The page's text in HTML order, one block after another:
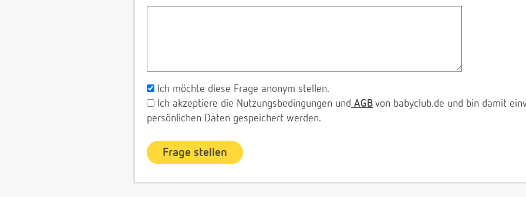
Ich möchte diese Frage anonym stellen.
Ich akzeptiere die Nutzungsbedingungen und AGB von babyclub.de und bin damit
persönlichen Daten gespeichert werden.